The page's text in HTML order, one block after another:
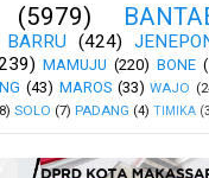
(5979)
BARRU (424)
MAMUJU (220) BONE
(43) MAROS (33) WAJO
SOLO (7) PADANG (4) TIMIKA